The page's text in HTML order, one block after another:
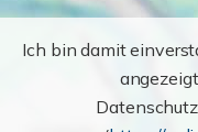
Ich bin damit